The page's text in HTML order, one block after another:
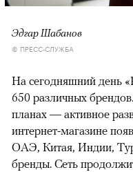
Эдгар Шабанов
© ПРЕСС-СЛУЖБА
На сегодняшний день
650 различных
планах — активное
интернет-магазине
ОАЭ, Китая, Индии,
бренды. Сеть